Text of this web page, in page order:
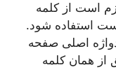
است از کلمه
استفاده شود.
اصلی صفحه
از همان کلمه